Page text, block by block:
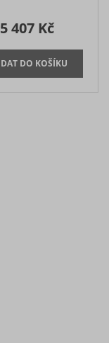
5 407 Kč